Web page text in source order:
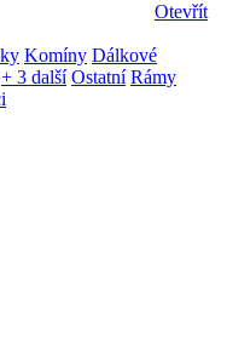
Otevřít
Komíny Dálkové
+ 3 další Ostatní Rámy